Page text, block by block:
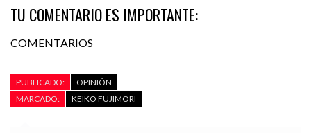
TU COMENTARIO ES IMPORTANTE:
COMENTARIOS
PUBLICADO:
OPINIÓN
MARCADO:
KEIKO FUJIMORI